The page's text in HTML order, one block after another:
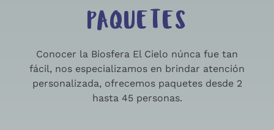
PAQUETES
Conocer la Biosfera El Cielo núnca fue tan
fácil, nos especializamos en brindar atención
personalizada, ofrecemos paquetes desde 2
hasta 45 personas.